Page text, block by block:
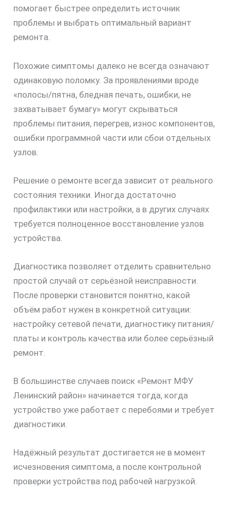
помогает быстрее определить источник
проблемы и выбрать оптимальный вариант
ремонта.
Похожие симптомы далеко не всегда означают
одинаковую поломку. За проявлениями вроде
«полосы/пятна, бледная печать, ошибки, не
захватывает бумагу» могут скрываться
проблемы питания, перегрев, износ компонентов,
ошибки программной части или сбои отдельных
узлов.
Решение о ремонте всегда зависит от реального
состояния техники. Иногда достаточно
профилактики или настройки, а в других случаях
требуется полноценное восстановление узлов
устройства.
Диагностика позволяет отделить сравнительно
простой случай от серьёзной неисправности.
После проверки становится понятно, какой
объём работ нужен в конкретной ситуации:
настройку сетевой печати, диагностику питания/
платы и контроль качества или более серьёзный
ремонт.
В большинстве случаев поиск «Ремонт МФУ
Ленинский район» начинается тогда, когда
устройство уже работает с перебоями и требует
диагностики.
Надёжный результат достигается не в момент
исчезновения симптома, а после контрольной
проверки устройства под рабочей нагрузкой.
скидку
30%